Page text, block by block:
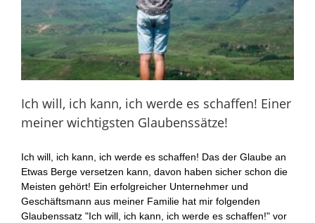
Ich will, ich kann, ich werde es schaffen! Einer
meiner wichtigsten Glaubenssätze!
Ich will, ich kann, ich werde es schaffen! Das der Glaube an
Etwas Berge versetzen kann, davon haben sicher schon die
Meisten gehört! Ein erfolgreicher Unternehmer und
Geschäftsmann aus meiner Familie hat mir folgenden
Glaubenssatz "Ich will, ich kann, ich werde es schaffen!" vor